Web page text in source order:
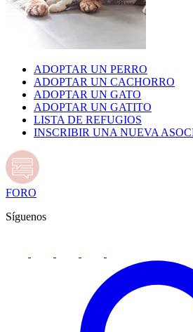
ADOPTAR UN PERRO
ADOPTAR UN CACHORRO
ADOPTAR UN GATO
ADOPTAR UN GATITO
LISTA DE REFUGIOS
INSCRIBIR UNA NUEVA
FORO
Síguenos